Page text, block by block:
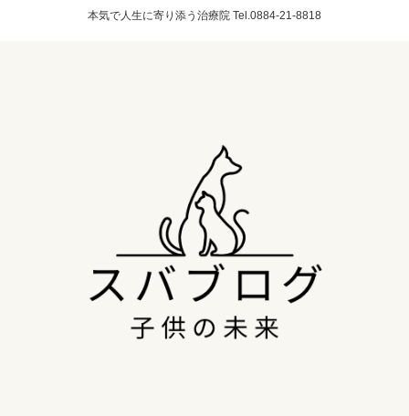
本気で人生に寄り添う治療院 Tel.0884-21-8818